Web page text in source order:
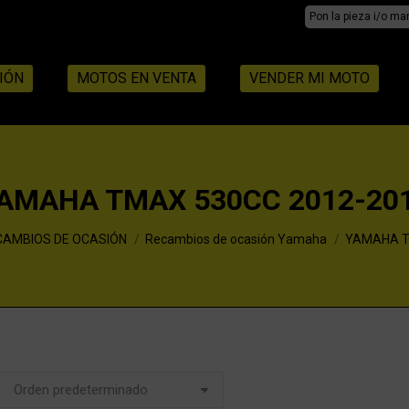
Search:
MOTOS EN VENTA VENDER MI MOTO
TMAX 530CC 2012-
DE OCASIÓN Recambios de ocasión Yamaha YAMAHA